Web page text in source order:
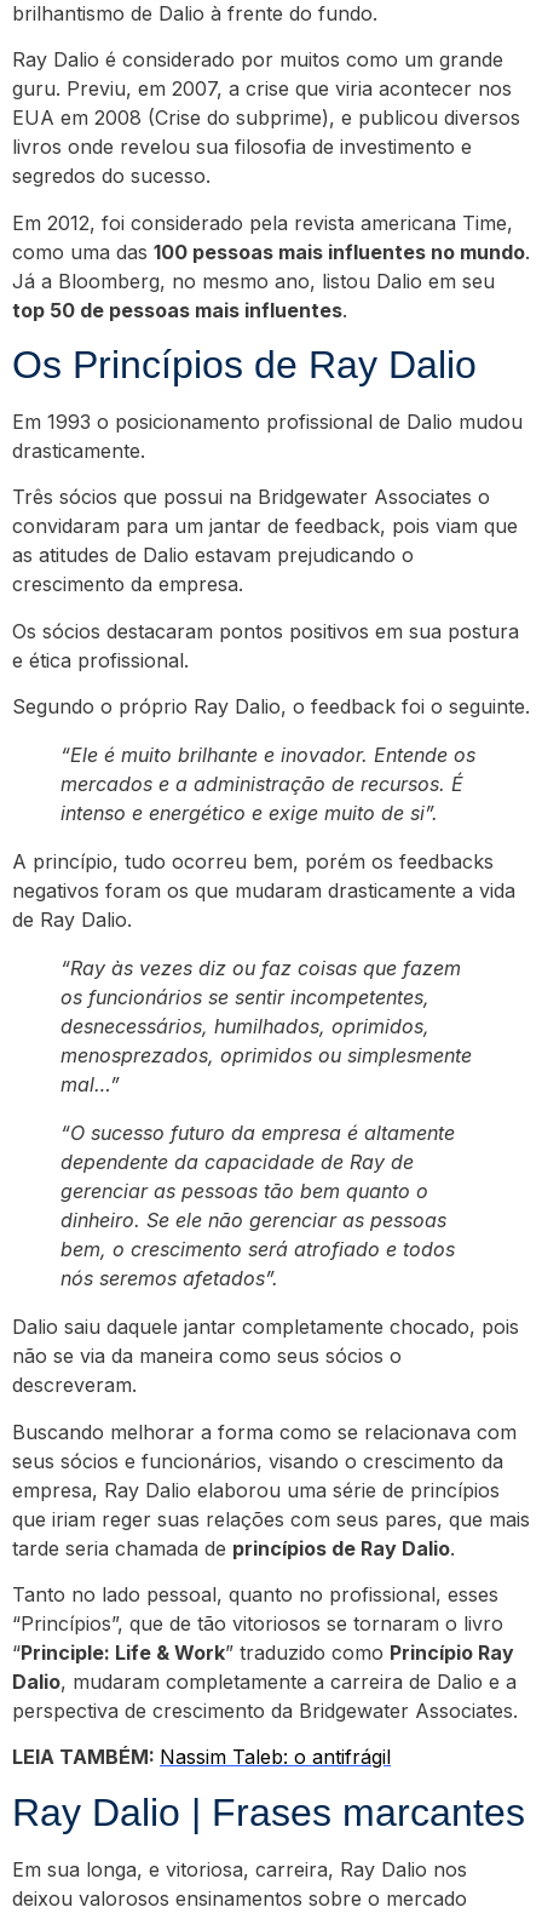
brilhantismo de Dalio à frente do fundo.
Ray Dalio é considerado por muitos como um grande
guru. Previu, em 2007, a crise que viria acontecer nos
EUA em 2008 (Crise do subprime), e publicou diversos
livros onde revelou sua filosofia de investimento e
segredos do sucesso.
Em 2012, foi considerado pela revista americana Time,
como uma das 100 pessoas mais influentes no mundo.
Já a Bloomberg, no mesmo ano, listou Dalio em seu
top 50 de pessoas mais influentes.
Os Princípios de Ray Dalio
Em 1993 o posicionamento profissional de Dalio mudou
drasticamente.
Três sócios que possui na Bridgewater Associates o
convidaram para um jantar de feedback, pois viam que
as atitudes de Dalio estavam prejudicando o
crescimento da empresa.
Os sócios destacaram pontos positivos em sua postura
e ética profissional.
Segundo o próprio Ray Dalio, o feedback foi o seguinte.
“Ele é muito brilhante e inovador. Entende os
mercados e a administração de recursos. É
intenso e energético e exige muito de si”.
A princípio, tudo ocorreu bem, porém os feedbacks
negativos foram os que mudaram drasticamente a vida
de Ray Dalio.
“Ray às vezes diz ou faz coisas que fazem
os funcionários se sentir incompetentes,
desnecessários, humilhados, oprimidos,
menosprezados, oprimidos ou simplesmente
mal…”
“O sucesso futuro da empresa é altamente
dependente da capacidade de Ray de
gerenciar as pessoas tão bem quanto o
dinheiro. Se ele não gerenciar as pessoas
bem, o crescimento será atrofiado e todos
nós seremos afetados”.
Dalio saiu daquele jantar completamente chocado, pois
não se via da maneira como seus sócios o
descreveram.
Buscando melhorar a forma como se relacionava com
seus sócios e funcionários, visando o crescimento da
empresa, Ray Dalio elaborou uma série de princípios
que iriam reger suas relações com seus pares, que mais
tarde seria chamada de princípios de Ray Dalio.
Tanto no lado pessoal, quanto no profissional, esses
“Princípios”, que de tão vitoriosos se tornaram o livro
“Principle: Life & Work” traduzido como Princípio Ray
Dalio, mudaram completamente a carreira de Dalio e a
perspectiva de crescimento da Bridgewater Associates.
LEIA TAMBÉM: Nassim Taleb: o antifrágil
Ray Dalio | Frases marcantes
Em sua longa, e vitoriosa, carreira, Ray Dalio nos
deixou valorosos ensinamentos sobre o mercado